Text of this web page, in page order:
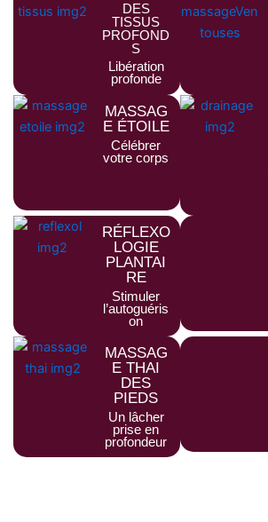
DES
TISSUS
PROFOND
S
Libération
profonde
MASSAG
E ÉTOILE
Célébrer
votre corps
RÉFLEXO
LOGIE
PLANTAI
RE
Stimuler
l’autoguéris
on
MASSAG
E THAI
DES
PIEDS
Un lâcher
prise en
profondeur